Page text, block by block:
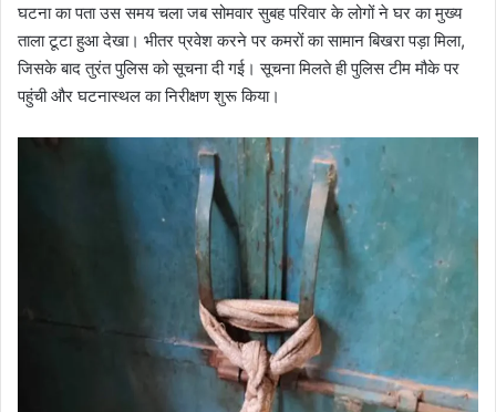
घटना का पता उस समय चला जब सोमवार सुबह परिवार के लोगों ने घर का मुख्य
ताला टूटा हुआ देखा। भीतर प्रवेश करने पर कमरों का सामान बिखरा पड़ा मिला,
जिसके बाद तुरंत पुलिस को सूचना दी गई। सूचना मिलते ही पुलिस टीम मौके पर
पहुंची और घटनास्थल का निरीक्षण शुरू किया।